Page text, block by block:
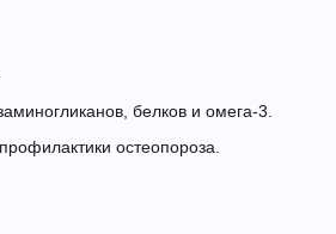
белков и омега-3.
остеопороза.